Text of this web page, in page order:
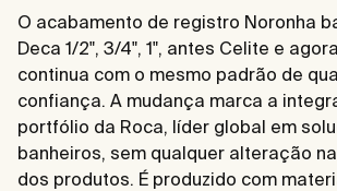
O acabamento de registro Noronha
Deca 1/2", 3/4", 1", antes Celite e
continua com o mesmo padrão de
confiança. A mudança marca a
portfólio da Roca, líder global em
banheiros, sem qualquer alteração
dos produtos. É produzido com